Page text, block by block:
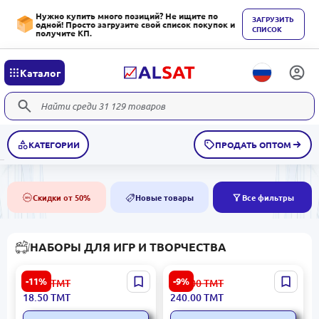
Нужно купить много позиций? Не ищите по
одной! Просто загрузите свой список покупок и
получите КП.
ЗАГРУЗИТЬ
СПИСОК
Каталог
КАТЕГОРИИ ПРОДАТЬ ОПТОМ
50% Скидки от 50% NEW Новые товары Все фильтры
НАБОРЫ ДЛЯ ИГР И ТВОРЧЕСТВА
-11%
Антистресс BK-00082050 |
Игрушка для снятия
стресса, прочный
полимер
21.00 ТМТ
18.50ТМТ
-9%
W68 BK-00102265 | Набор
для рисования,
многофункциональный
арт-комплект
264.00ТМТ
240.00ТМТ